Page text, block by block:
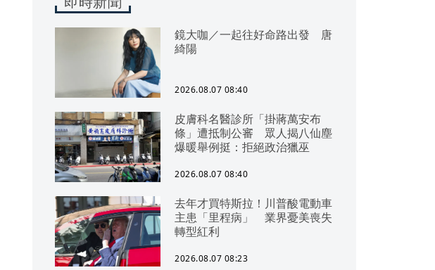
鏡大咖／一起往好命路出發 唐
綺陽
2026.08.07 08:40
皮膚科名醫診所「掛蔣萬安布
條」遭抵制公審 眾人揭八仙塵
爆暖舉例挺：拒絕政治獵巫
2026.08.07 08:40
去年才買特斯拉！川普酸電動車
主患「里程病」 業界憂美喪失
轉型紅利
2026.08.07 08:23